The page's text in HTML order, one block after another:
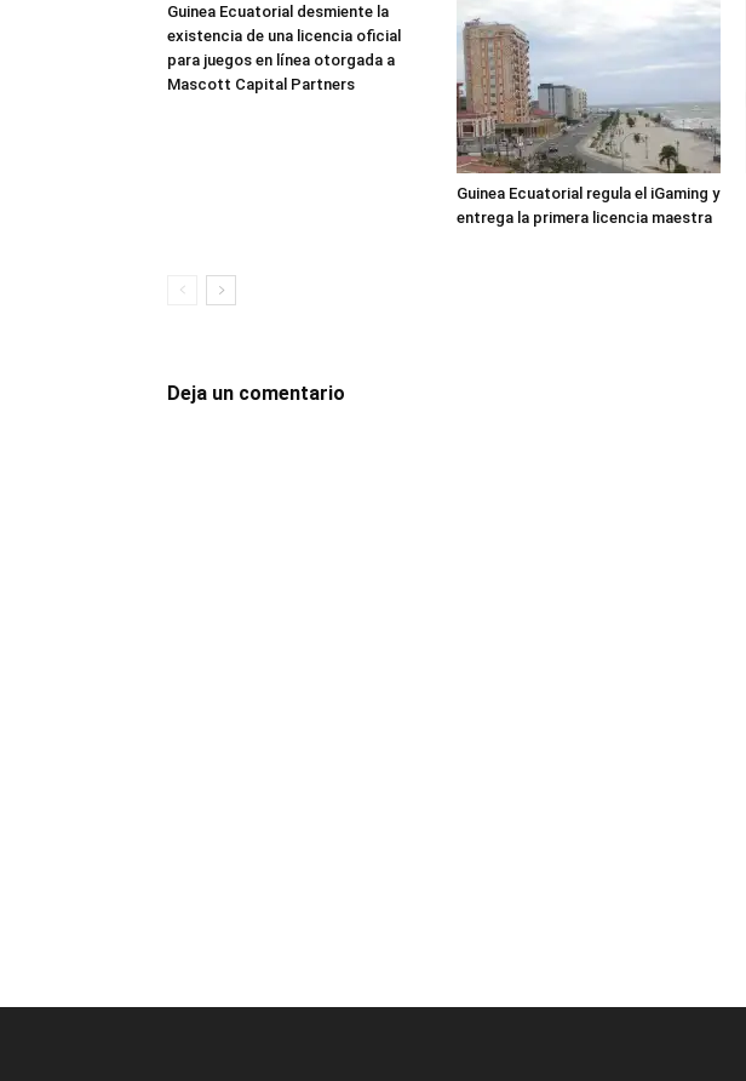
Guinea Ecuatorial desmiente la
existencia de una licencia oficial
para juegos en línea otorgada a
Mascott Capital Partners
Guinea Ecuatorial regula el iGaming y
entrega la primera licencia maestra
Deja un comentario